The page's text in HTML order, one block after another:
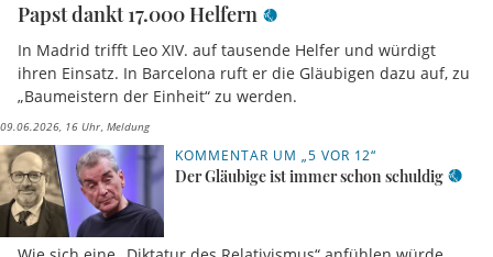
Papst dankt 17.000 Helfern
In Madrid trifft Leo XIV. auf tausende Helfer und würdigt
ihren Einsatz. In Barcelona ruft er die Gläubigen dazu auf, zu
„Baumeistern der Einheit“ zu werden.
09.06.2026, 16 Uhr Meldung
KOMMENTAR UM „5 VOR 12“
Der Gläubige ist immer schon schuldig